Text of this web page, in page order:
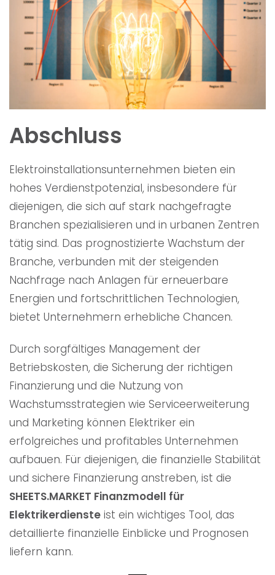
Abschluss
Elektroinstallationsunternehmen bieten ein
hohes Verdienstpotenzial, insbesondere für
diejenigen, die sich auf stark nachgefragte
Branchen spezialisieren und in urbanen Zentren
tätig sind. Das prognostizierte Wachstum der
Branche, verbunden mit der steigenden
Nachfrage nach Anlagen für erneuerbare
Energien und fortschrittlichen Technologien,
bietet Unternehmern erhebliche Chancen.
Durch sorgfältiges Management der
Betriebskosten, die Sicherung der richtigen
Finanzierung und die Nutzung von
Wachstumsstrategien wie Serviceerweiterung
und Marketing können Elektriker ein
erfolgreiches und profitables Unternehmen
aufbauen. Für diejenigen, die finanzielle Stabilität
und sichere Finanzierung anstreben, ist die
SHEETS.MARKET Finanzmodell für
Elektrikerdienste ist ein wichtiges Tool, das
detaillierte finanzielle Einblicke und Prognosen
liefern kann.